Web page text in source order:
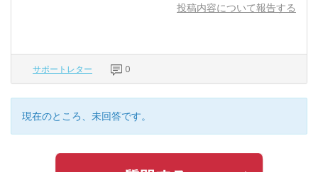
投稿内容について報告する
サポートレター 0
現在のところ、未回答です。